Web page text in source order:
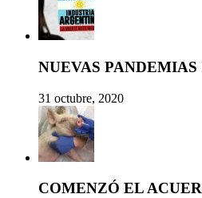
NUEVAS
31 octubre, 2020
COMENZÓ EL